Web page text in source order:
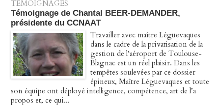
TÉMOIGNAGES
Témoignage de Chantal BEER-DEMANDER,
présidente du CCNAAT
Travailler avec maître Léguevaques
dans le cadre de la privatisation de la
gestion de l‘aéroport de Toulouse-
Blagnac est un réel plaisir. Dans les
tempêtes soulevées par ce dossier
épineux, Maître Léguevaques et toute
son équipe ont déployé intelligence, compétence, art de l’a
propos et, ce qui...